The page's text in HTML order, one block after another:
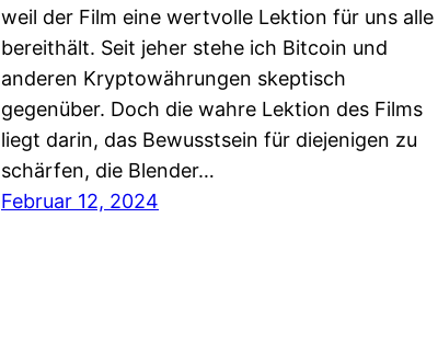
weil der Film eine wertvolle Lektion für uns alle
bereithält. Seit jeher stehe ich Bitcoin und
anderen Kryptowährungen skeptisch
gegenüber. Doch die wahre Lektion des Films
liegt darin, das Bewusstsein für diejenigen zu
schärfen, die Blender…
Februar 12, 2024